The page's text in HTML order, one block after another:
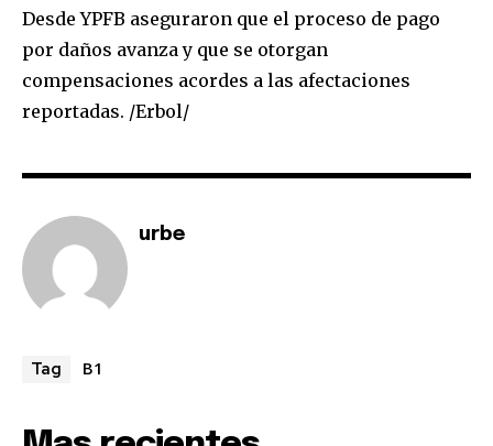
I've read and accept thePrivacy Policy.
Desde YPFB aseguraron que el proceso de pago
por daños avanza y que se otorgan
compensaciones acordes a las afectaciones
reportadas. /Erbol/
urbe
Tag B1